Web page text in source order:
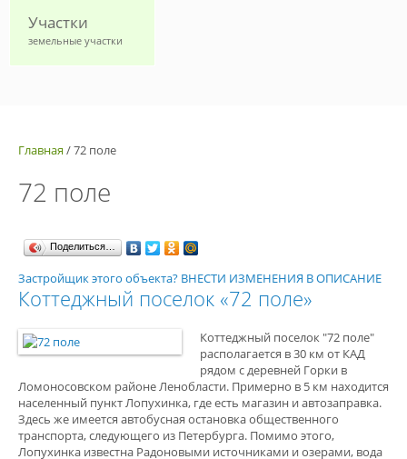
Участки
земельные участки
Главная /72 поле
72 поле
Поделиться…
Застройщик этого объекта? ВНЕСТИ ИЗМЕНЕНИЯ В ОПИСАНИЕ
Коттеджный поселок «72 поле»
Коттеджный поселок "72 поле"
располагается в 30 км от КАД
рядом с деревней Горки в
Ломоносовском районе Ленобласти. Примерно в 5 км находится
населенный пункт Лопухинка, где есть магазин и автозаправка.
Здесь же имеется автобусная остановка общественного
транспорта, следующего из Петербурга. Помимо этого,
Лопухинка известна Радоновыми источниками и озерами, вода